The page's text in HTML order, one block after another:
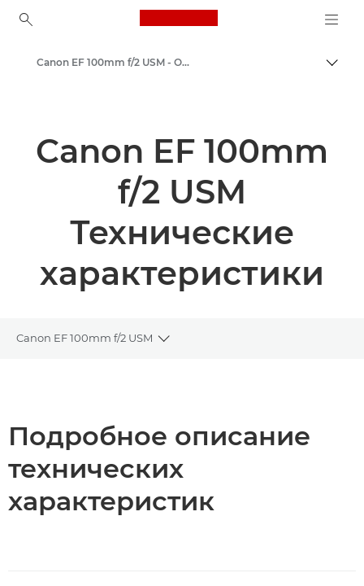
Canon Logo, back to
Canon EF 100mm f/2 USM - Объективы - Камера и фотообъективы
Canon EF 100mm
f/2 USM
Технические
характеристики
Canon EF 100mm f/2 USM
Toggle breadcrumbs
Подробное описание
технических
характеристик